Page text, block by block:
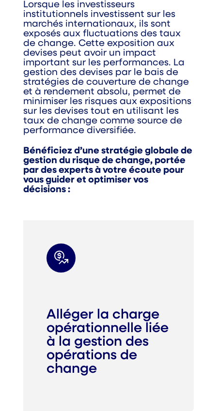
Lorsque les investisseurs
institutionnels investissent sur les
marchés internationaux, ils sont
exposés aux fluctuations des taux
de change. Cette exposition aux
devises peut avoir un impact
important sur les performances. La
gestion des devises par le bais de
stratégies de couverture de change
et à rendement absolu, permet de
minimiser les risques aux expositions
sur les devises tout en utilisant les
taux de change comme source de
performance diversifiée.
Bénéficiez d’une stratégie globale de
gestion du risque de change, portée
par des experts à votre écoute pour
vous guider et optimiser vos
décisions :
Alléger la charge
opérationnelle liée
à la gestion des
opérations de
change